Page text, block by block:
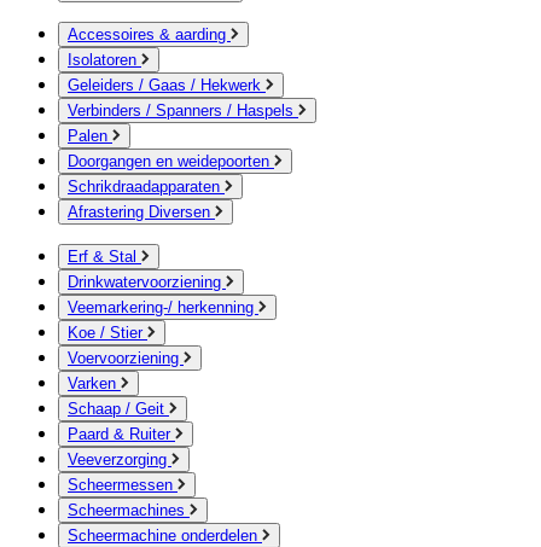
Accessoires & aarding
Isolatoren
Geleiders / Gaas / Hekwerk
Verbinders / Spanners / Haspels
Palen
Doorgangen en weidepoorten
Schrikdraadapparaten
Afrastering Diversen
Erf & Stal
Drinkwatervoorziening
Veemarkering-/ herkenning
Koe / Stier
Voervoorziening
Varken
Schaap / Geit
Paard & Ruiter
Veeverzorging
Scheermessen
Scheermachines
Scheermachine onderdelen